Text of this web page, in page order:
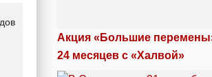
Акция «Большие
24 месяцев с «Халвой»